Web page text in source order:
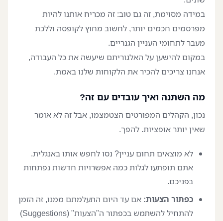
במידה מסוימת, זה גם טוב: זה מכריח אותנו להיות
מפרסמים חכמים יותר, לחשוב מחוץ לקופסה וללכת
מעבר לתחומי העניין הגנריים.
במקום להישען על האלגוריתם שיעשה את כל העבודה,
אנחנו צריכים להכיר את הלקוחות שלנו באמת.
מה השתנה ואיך עובדים עם זה?
נכון, הקהלים המפורטים הצטמצמו, אבל זה לא אומר
שאין יותר אופציות. להפך.
לא מוצאים תחום עניין? נסו לחפש אותו באנגלית.
אתם תופתעו לגלות כמה אפשרויות חדשות נפתחות
בפניכם.
כפתור הצעות: אם עד היום התעלמתם ממנו, זה הזמן
להתחיל להשתמש בכפתור ה"הצעות" (Suggestions)